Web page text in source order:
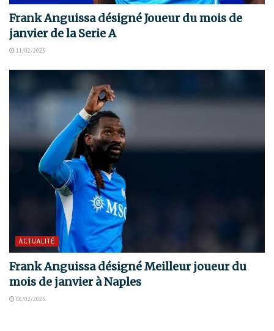
Frank Anguissa désigné Joueur du mois de
janvier de la Serie A
11/02/2025
ACTUALITÉ
Frank Anguissa désigné Meilleur joueur du
mois de janvier à Naples
06/02/2025